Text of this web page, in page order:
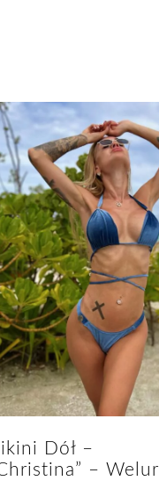
Dół –
– Welur